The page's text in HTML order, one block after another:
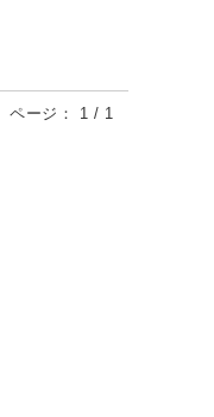
ページ： 1 / 1